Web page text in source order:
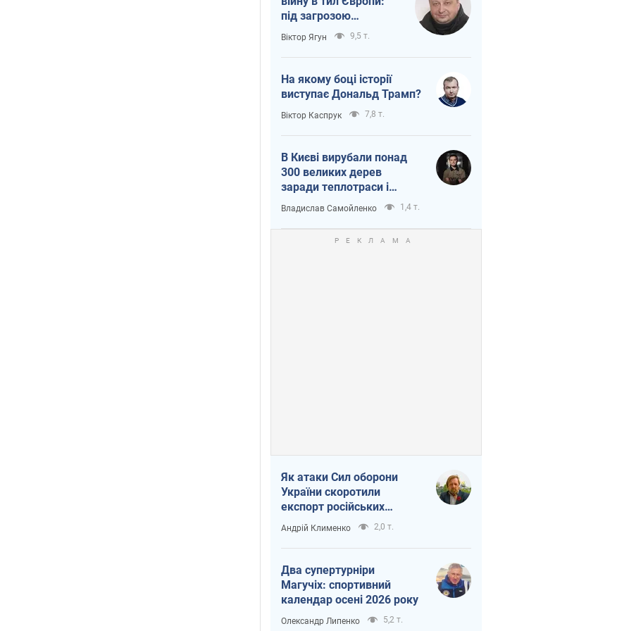
під загрозою
критична логістика
Віктор Ягун 9,5 т.
На якому боці історії
виступає Дональд Трамп?
Віктор Каспрук 7,8 т.
В Києві вирубали понад
300 великих дерев
заради теплотраси і
всупереч Генплану
Владислав Самойленко 1,4 т.
Як атаки Сил оборони
України скоротили
експорт російських
нафтопродуктів
Андрій Клименко 2,0 т.
Два супертурніри
Магучіх: спортивний
календар осені 2026 року
Олександр Липенко 5,2 т.